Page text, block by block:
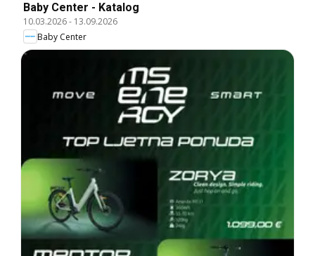
Baby Center - Katalog
10.03.2026- 13.09.2026
Baby Center